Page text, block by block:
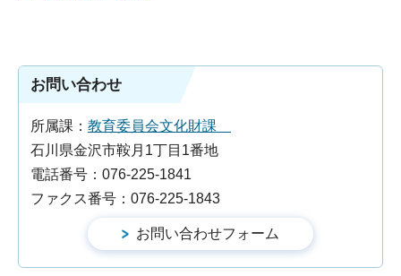
お問い合わせ
所属課： 教育委員会文化財課
石川県金沢市鞍月1丁目1番地
電話番号：076-225-1841
ファクス番号：076-225-1843